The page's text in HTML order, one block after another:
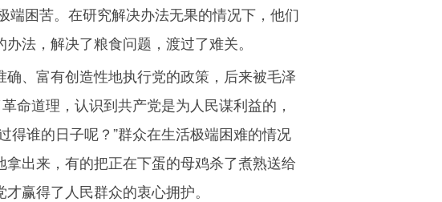
端困苦。在研究解决办法无果的情况下，他们
法，解决了粮食问题，渡过了难关。
、富有创造性地执行党的政策，后来被毛泽
命道理，认识到共产党是为人民谋利益的，
得谁的日子呢？”群众在生活极端困难的情况
出来，有的把正在下蛋的母鸡杀了煮熟送给
赢得了人民群众的衷心拥护。